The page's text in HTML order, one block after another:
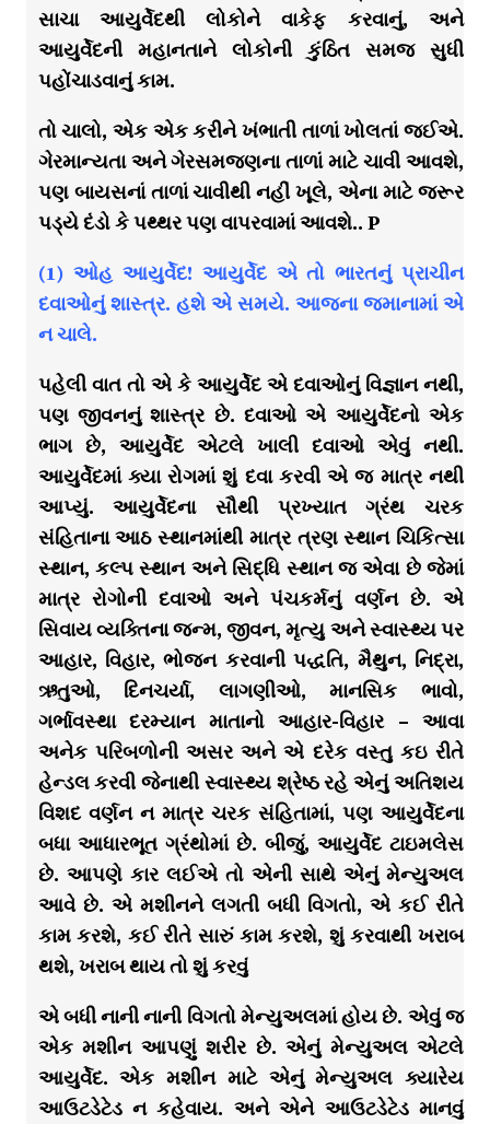
સાચા આયુર્વેદથી લોકોને વાકેફ કરવાનું, અને
આયુર્વેદની મહાનતાને લોકોની કુંઠિત સમજ સુધી
પહોંચાડવાનું કામ.
તો ચાલો, એક એક કરીને ખંભાતી તાળાં ખોલતાં જઈએ.
ગેરમાન્યતા અને ગેરસમજણના તાળાં માટે ચાવી આવશે,
પણ બાયસનાં તાળાં ચાવીથી નહીં ખૂલે, એના માટે જરૂર
પડ્યે દંડો કે પથ્થર પણ વાપરવામાં આવશે.. P
(1) ઓહ આયુર્વેદ! આયુર્વેદ એ તો ભારતનું પ્રાચીન
દવાઓનું શાસ્ત્ર. હશે એ સમયે. આજના જમાનામાં એ
ન ચાલે.
પહેલી વાત તો એ કે આયુર્વેદ એ દવાઓનું વિજ્ઞાન નથી,
પણ જીવનનું શાસ્ત્ર છે. દવાઓ એ આયુર્વેદનો એક
ભાગ છે, આયુર્વેદ એટલે ખાલી દવાઓ એવું નથી.
આયુર્વેદમાં ક્યા રોગમાં શું દવા કરવી એ જ માત્ર નથી
આપ્યું. આયુર્વેદના સૌથી પ્રખ્યાત ગ્રંથ ચરક
સંહિતાના આઠ સ્થાનમાંથી માત્ર ત્રણ સ્થાન ચિકિત્સા
સ્થાન, કલ્પ સ્થાન અને સિદ્ધિ સ્થાન જ એવા છે જેમાં
માત્ર રોગોની દવાઓ અને પંચકર્મનું વર્ણન છે. એ
સિવાય વ્યક્તિના જન્મ, જીવન, મૃત્યુ અને સ્વાસ્થ્ય પર
આહાર, વિહાર, ભોજન કરવાની પદ્ધતિ, મૈથુન, નિદ્રા,
ઋતુઓ, દિનચર્યા, લાગણીઓ, માનસિક ભાવો,
ગર્ભાવસ્થા દરમ્યાન માતાનો આહાર-વિહાર – આવા
અનેક પરિબળોની અસર અને એ દરેક વસ્તુ કઇ રીતે
હેન્ડલ કરવી જેનાથી સ્વાસ્થ્ય શ્રેષ્ઠ રહે એનું અતિશય
વિશદ વર્ણન ન માત્ર ચરક સંહિતામાં, પણ આયુર્વેદના
બધા આધારભૂત ગ્રંથોમાં છે. બીજું, આયુર્વેદ ટાઇમલેસ
છે. આપણે કાર લઈએ તો એની સાથે એનું મેન્યુઅલ
આવે છે. એ મશીનને લગતી બધી વિગતો, એ કઈ રીતે
કામ કરશે, કઈ રીતે સારું કામ કરશે, શું કરવાથી ખરાબ
થશે, ખરાબ થાય તો શું કરવું
એ બધી નાની નાની વિગતો મેન્યુઅલમાં હોય છે. એવું જ
એક મશીન આપણું શરીર છે. એનું મેન્યુઅલ એટલે
આયુર્વેદ. એક મશીન માટે એનું મેન્યુઅલ ક્યારેય
આઉટડેટેડ ન કહેવાય. અને એને આઉટડેટેડ માનવું